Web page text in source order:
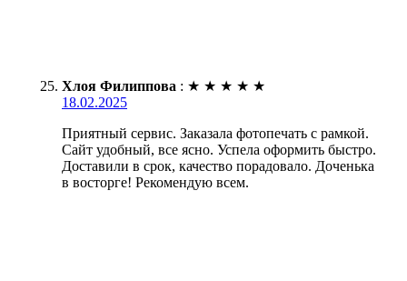
Хлоя Филиппова : ★ ★ ★ ★ ★
18.02.2025
Приятный сервис. Заказала фотопечать с рамкой.
Сайт удобный, все ясно. Успела оформить быстро.
Доставили в срок, качество порадовало. Доченька
в восторге! Рекомендую всем.